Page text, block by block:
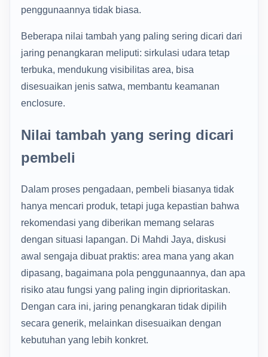
penggunaannya tidak biasa.
Beberapa nilai tambah yang paling sering dicari dari
jaring penangkaran meliputi: sirkulasi udara tetap
terbuka, mendukung visibilitas area, bisa
disesuaikan jenis satwa, membantu keamanan
enclosure.
Nilai tambah yang sering dicari
pembeli
Dalam proses pengadaan, pembeli biasanya tidak
hanya mencari produk, tetapi juga kepastian bahwa
rekomendasi yang diberikan memang selaras
dengan situasi lapangan. Di Mahdi Jaya, diskusi
awal sengaja dibuat praktis: area mana yang akan
dipasang, bagaimana pola penggunaannya, dan apa
risiko atau fungsi yang paling ingin diprioritaskan.
Dengan cara ini, jaring penangkaran tidak dipilih
secara generik, melainkan disesuaikan dengan
kebutuhan yang lebih konkret.